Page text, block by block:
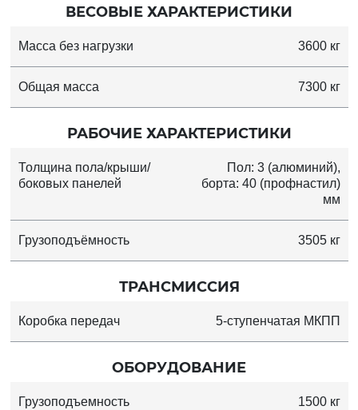
ВЕСОВЫЕ ХАРАКТЕРИСТИКИ
Масса без нагрузки 3600 кг
Общая масса 7300 кг
РАБОЧИЕ ХАРАКТЕРИСТИКИ
Толщина пола/крыши/
боковых панелей
Пол: 3 (алюминий),
борта: 40 (профнастил)
мм
Грузоподъёмность 3505 кг
ТРАНСМИССИЯ
Коробка передач 5-ступенчатая МКПП
ОБОРУДОВАНИЕ
Грузоподъемность
1500 кг